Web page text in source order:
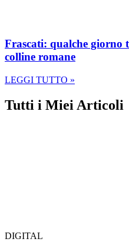
Frascati: qualche giorno
colline romane
LEGGI TUTTO »
Tutti i Miei Articoli
DIGITAL